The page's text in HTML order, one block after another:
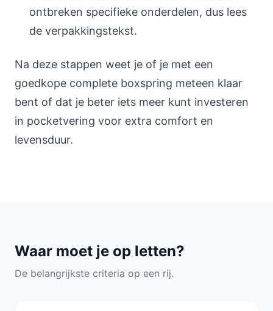
ontbreken specifieke onderdelen, dus lees
de verpakkingstekst.
Na deze stappen weet je of je met een
goedkope complete boxspring meteen klaar
bent of dat je beter iets meer kunt investeren
in pocketvering voor extra comfort en
levensduur.
Waar moet je op letten?
De belangrijkste criteria op een rij.